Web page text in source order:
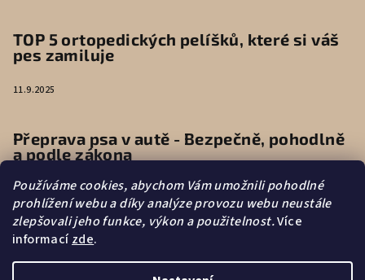
Používáme cookies, abychom Vám umožnili pohodlné
prohlížení webu a díky analýze provozu webu neustále
zlepšovali jeho funkce, výkon a použitelnost.Více
informacízde.
TOP 5 ortopedických pelíšků, které si váš
pes zamiluje
11.9.2025
Přeprava psa v autě - Bezpečně, pohodlně
a podle zákona
9.6.2025